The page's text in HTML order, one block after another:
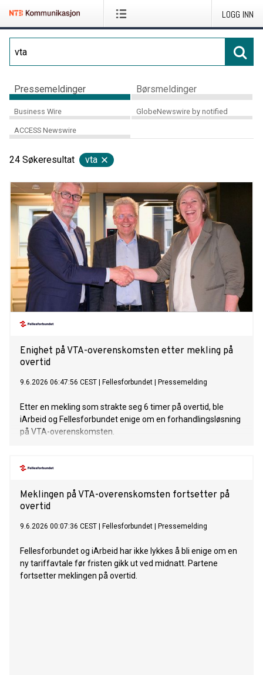
LOGG INN
Pressemeldinger Børsmeldinger
Business Wire GlobeNewswire by notified
ACCESS Newswire
24 Søkeresultat vta
Enighet på VTA-overenskomsten etter mekling på
overtid
9.6.2026 06:47:56 CEST Fellesforbundet Pressemelding
Etter en mekling som strakte seg 6 timer på overtid, ble
iArbeid og Fellesforbundet enige om en forhandlingsløsning
på VTA-overenskomsten.
Meklingen på VTA-overenskomsten fortsetter på
overtid
9.6.2026 00:07:36 CEST Fellesforbundet Pressemelding
Fellesforbundet og iArbeid har ikke lykkes å bli enige om en
ny tariffavtale før fristen gikk ut ved midnatt. Partene
fortsetter meklingen på overtid.